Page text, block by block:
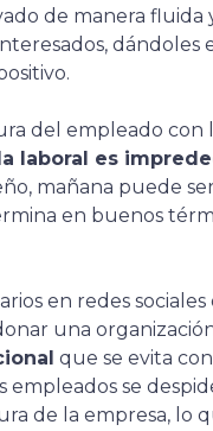
de manera fluida
dándoles
del empleado con
laboral es
mañana puede
en buenos
en redes sociales
una
que se evita
empleados se
de la empresa, lo